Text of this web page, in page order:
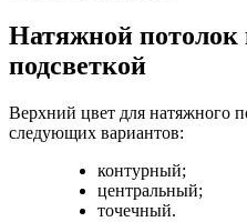
Натяжной потолок
подсветкой
Верхний цвет для натяжного
следующих вариантов:
контурный;
центральный;
точечный.